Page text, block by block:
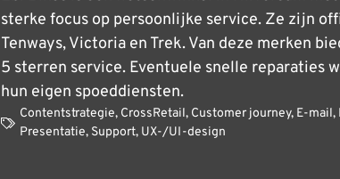
sterke focus op persoonlijke service. Ze zijn
Tenways, Victoria en Trek. Van deze merken
5 sterren service. Eventuele snelle reparaties
hun eigen spoeddiensten.
Contentstrategie, CrossRetail, Customer journey, E-mail,
Presentatie, Support, UX-/UI-design